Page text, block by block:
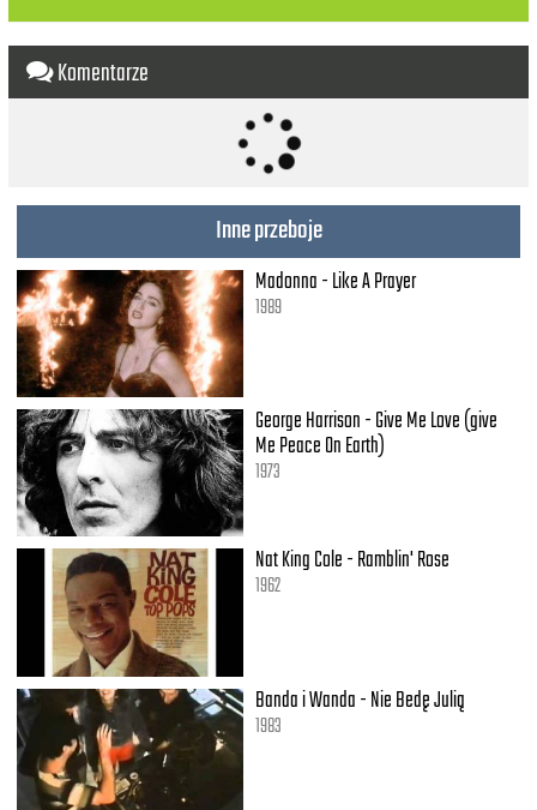
Not gonna c-c-cry
I'm all out of salt, I'm not gonna cry
Won't give you what you want
'Cause I look way too good tonight
I'm all out of salt
I'm all out of salt
Komentarze
Inne przeboje
Madonna - Like A Prayer
1989
George Harrison - Give Me Love (give
Me Peace On Earth)
1973
Nat King Cole - Ramblin' Rose
1962
Banda i Wanda - Nie Bedę Julią
1983